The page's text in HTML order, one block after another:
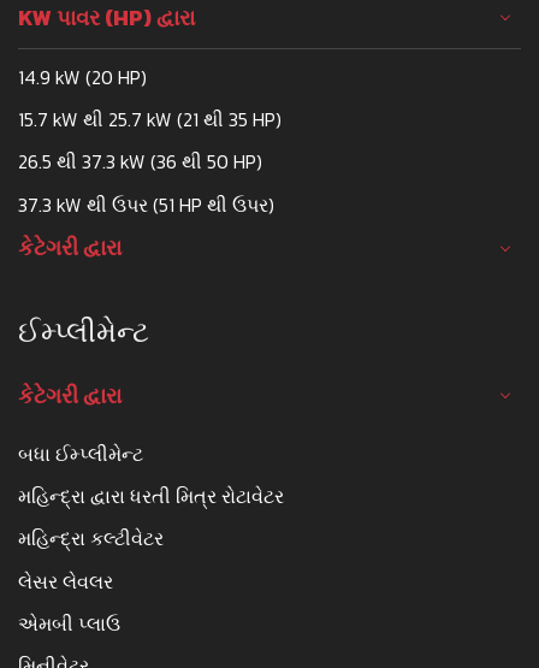
KW પાવર (HP) દ્વારા
14.9 kW (20 HP)
15.7 kW થી 25.7 kW (21 થી 35 HP)
26.5 થી 37.3 kW (36 થી 50 HP)
37.3 kW થી ઉપર (51 HP થી ઉપર)
કેટેગરી દ્વારા
ઈમ્પ્લીમેન્ટ
કેટેગરી દ્વારા
બધા ઈમ્પ્લીમેન્ટ
મહિન્દ્રા દ્વારા ધરતી મિત્ર રોટાવેટર
મહિન્દ્રા કલ્ટીવેટર
લેસર લેવલર
એમબી પ્લાઉ